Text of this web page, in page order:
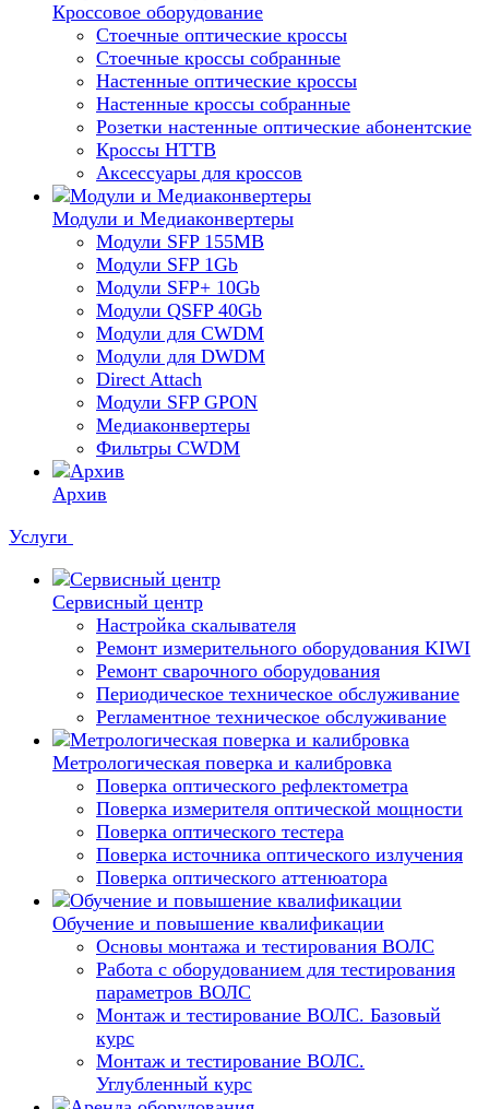
Кроссовое оборудование
Стоечные оптические кроссы
Стоечные кроссы собранные
Настенные оптические кроссы
Настенные кроссы собранные
Розетки настенные оптические абонентские
Кроссы HTTB
Аксессуары для кроссов
Модули и Медиаконвертеры
Модули SFP 155MB
Модули SFP 1Gb
Модули SFP+ 10Gb
Модули QSFP 40Gb
Модули для CWDM
Модули для DWDM
Direct Attach
Модули SFP GPON
Медиаконвертеры
Фильтры CWDM
Архив
Услуги
Сервисный центр
Настройка скалывателя
Ремонт измерительного оборудования KIWI
Ремонт сварочного оборудования
Периодическое техническое обслуживание
Регламентное техническое обслуживание
Метрологическая поверка и калибровка
Поверка оптического рефлектометра
Поверка измерителя оптической мощности
Поверка оптического тестера
Поверка источника оптического излучения
Поверка оптического аттенюатора
Обучение и повышение квалификации
Основы монтажа и тестирования ВОЛС
Работа с оборудованием для тестирования
параметров ВОЛС
Монтаж и тестирование ВОЛС. Базовый
курс
Монтаж и тестирование ВОЛС.
Углубленный курс